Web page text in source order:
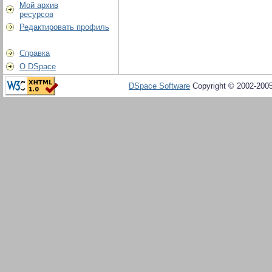
Мой архив
ресурсов
Редактировать профиль
Справка
О DSpace
DSpace Software Copyright © 2002-